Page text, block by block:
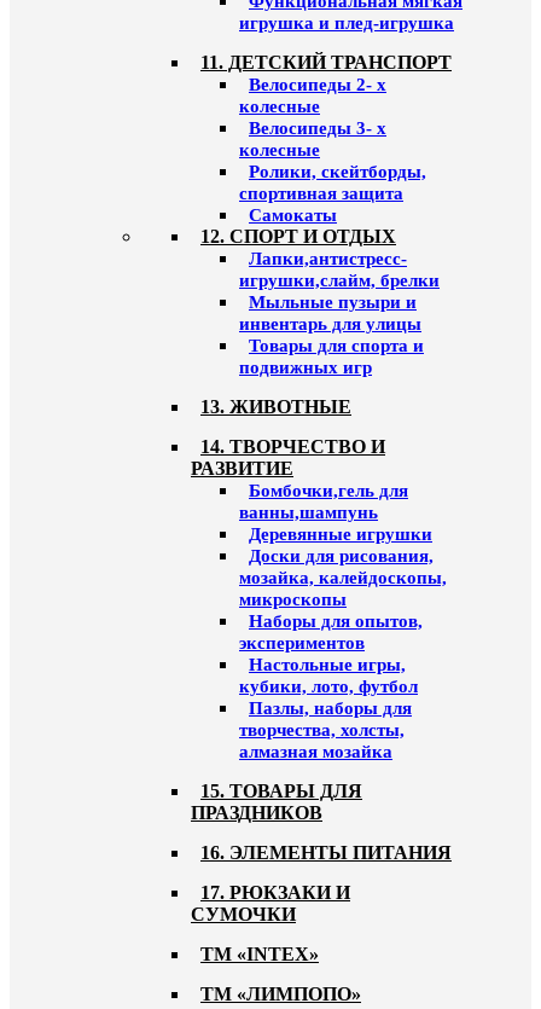
игрушка и плед-игрушка
11. ДЕТСКИЙ ТРАНСПОРТ
Велосипеды 2- х
колесные
Велосипеды 3- х
колесные
Ролики, скейтборды,
спортивная защита
Самокаты
12. СПОРТ И ОТДЫХ
Лапки,антистресс-
игрушки,слайм, брелки
Мыльные пузыри и
инвентарь для улицы
Товары для спорта и
подвижных игр
13. ЖИВОТНЫЕ
14. ТВОРЧЕСТВО И
РАЗВИТИЕ
Бомбочки,гель для
ванны,шампунь
Деревянные игрушки
Доски для рисования,
мозайка, калейдоскопы,
микроскопы
Наборы для опытов,
экспериментов
Настольные игры,
кубики, лото, футбол
Пазлы, наборы для
творчества, холсты,
алмазная мозайка
15. ТОВАРЫ ДЛЯ
ПРАЗДНИКОВ
16. ЭЛЕМЕНТЫ ПИТАНИЯ
17. РЮКЗАКИ И
СУМОЧКИ
ТМ «INTEX»
ТМ «ЛИМПОПО»